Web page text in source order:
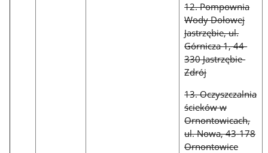
12. Pompownia
Wody Dołowej
Jastrzębie, ul.
Górnicza 1, 44-
330 Jastrzębie-
Zdrój
13. Oczyszczalnia
ścieków w
Ornontowicach,
ul. Nowa, 43-178
Ornontowice